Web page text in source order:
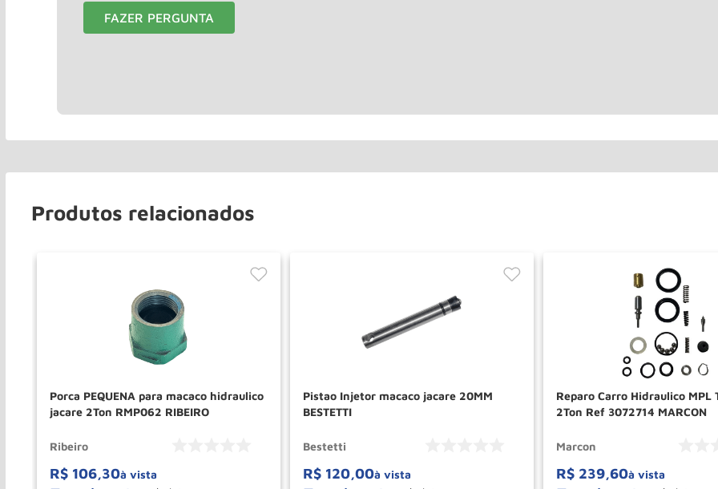
FAZER PERGUNTA
Produtos relacionados
Porca PEQUENA para macaco hidraulico
jacare 2Ton RMP062 RIBEIRO
Ribeiro
R$ 106,30à vista
Pistao Injetor macaco jacare 20MM
BESTETTI
Bestetti
R$ 120,00à vista
Reparo Carro Hidraulico MPL
2Ton Ref 3072714 MARCON
Marcon
R$ 239,60à vista